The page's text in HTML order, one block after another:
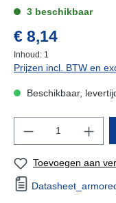
3 beschikbaar
€ 8,14
Inhoud: 1
Prijzen incl. BTW en
Beschikbaar,
Toevoegen aan